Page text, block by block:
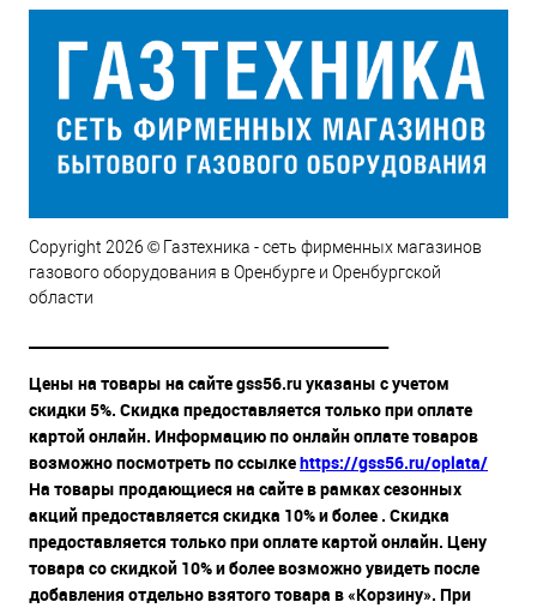
Copyright 2026 © Газтехника - сеть фирменных магазинов
газового оборудования в Оренбурге и Оренбургской
области
Цены на товары на сайте gss56.ru указаны с учетом
скидки 5%. Скидка предоставляется только при оплате
картой онлайн. Информацию по онлайн оплате товаров
возможно посмотреть по ссылкеhttps://gss56.ru/oplata/
На товары продающиеся на сайте в рамках сезонных
акций предоставляется скидка 10% и более . Скидка
предоставляется только при оплате картой онлайн. Цену
товара со скидкой 10% и более возможно увидеть после
добавления отдельно взятого товара в «Корзину». При